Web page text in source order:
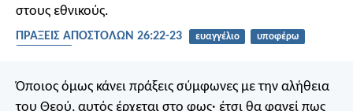
στους εθνικούς.
ΠΡΑΞΕΙΣ ΑΠΟΣΤΟΛΩΝ 26:22-23 ευαγγέλιο
υποφέρω
Όποιος όμως κάνει πράξεις σύμφωνες με την αλήθεια
του Θεού, αυτός έρχεται στο φως· έτσι θα φανεί πως